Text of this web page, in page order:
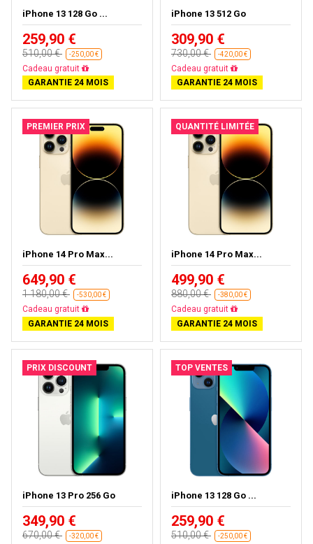
iPhone 13 128 Go ...
259,90 €
510,00 € -250,00 €
Livraison gratuite
GARANTIE 24 MOIS
iPhone 13 512 Go
309,90 €
730,00 € -420,00 €
Livraison gratuite
GARANTIE 24 MOIS
PREMIER PRIX
iPhone 14 Pro Max...
649,90 €
1 180,00 € -530,00 €
Livraison gratuite
GARANTIE 24 MOIS
QUANTITÉ LIMITÉE
iPhone 14 Pro Max...
499,90 €
880,00 € -380,00 €
Livraison gratuite
GARANTIE 24 MOIS
PRIX DISCOUNT
iPhone 13 Pro 256 Go
349,90 €
670,00 € -320,00 €
TOP VENTES
iPhone 13 128 Go ...
259,90 €
510,00 € -250,00 €